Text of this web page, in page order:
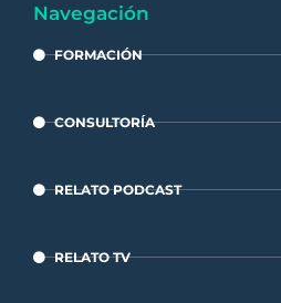
Navegación
FORMACIÓN
CONSULTORÍA
RELATO PODCAST
RELATO TV